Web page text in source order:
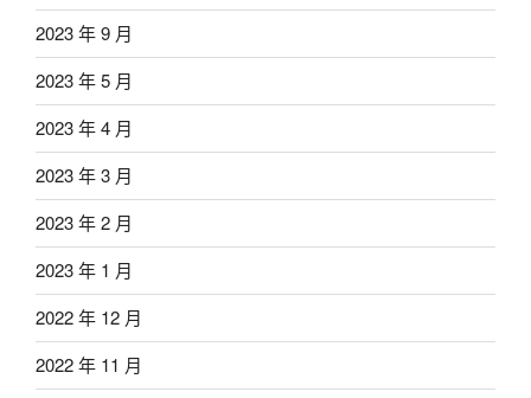
2023 年 9 月
2023 年 5 月
2023 年 4 月
2023 年 3 月
2023 年 2 月
2023 年 1 月
2022 年 12 月
2022 年 11 月